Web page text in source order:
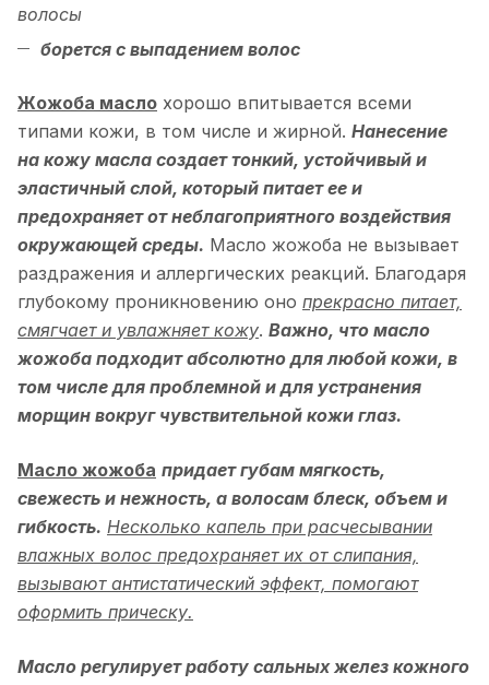
волосы
борется с выпадением волос
Жожоба масло хорошо впитывается всеми
типами кожи, в том числе и жирной. Нанесение
на кожу масла создает тонкий, устойчивый и
эластичный слой, который питает ее и
предохраняет от неблагоприятного воздействия
окружающей среды. Масло жожоба не вызывает
раздражения и аллергических реакций. Благодаря
глубокому проникновению оно прекрасно питает,
смягчает и увлажняет кожу. Важно, что масло
жожоба подходит абсолютно для любой кожи, в
том числе для проблемной и для устранения
морщин вокруг чувствительной кожи глаз.
Масло жожоба придает губам мягкость,
свежесть и нежность, а волосам блеск, объем и
гибкость. Несколько капель при расчесывании
влажных волос предохраняет их от слипания,
вызывают антистатический эффект, помогают
оформить прическу.
Масло регулирует работу сальных желез кожного